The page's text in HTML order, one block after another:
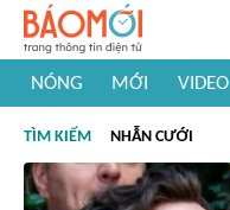
NÓNG MỚI VIDEO
#Khám phá thế giới
TÌM KIẾM NHẪN CƯỚI